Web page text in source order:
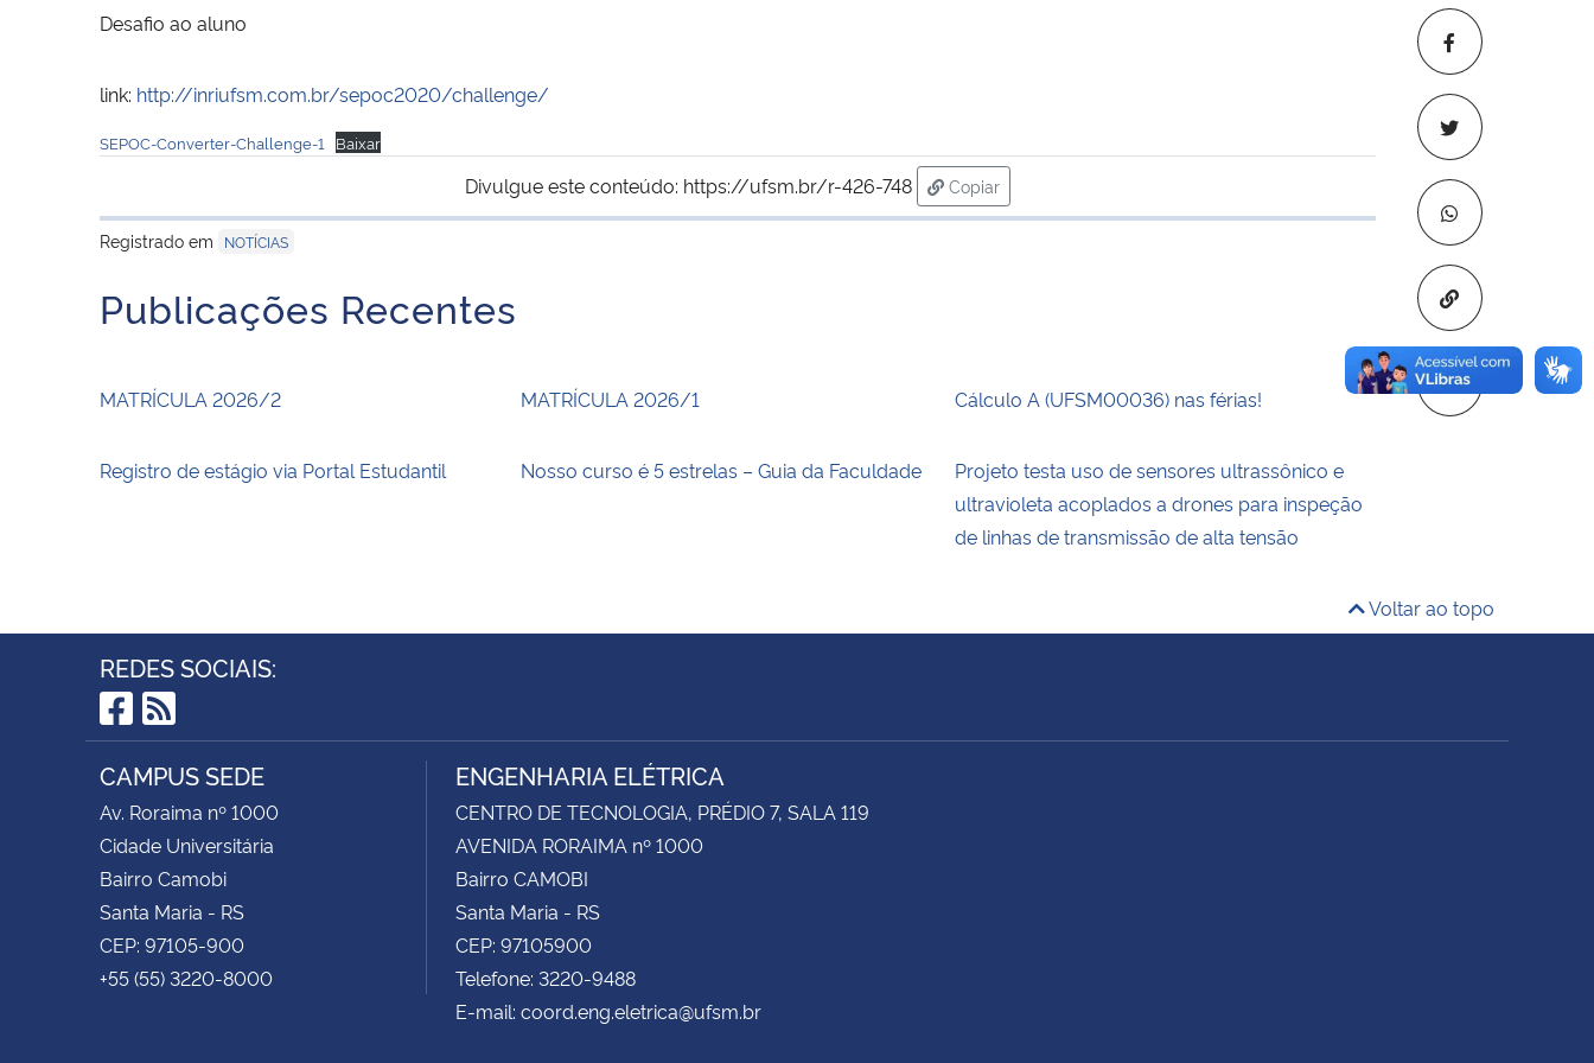
Copiar para
Desafio ao aluno
link: http://inriufsm.com.br/sepoc2020/challenge/
SEPOC-Converter-Challenge-1 Baixar
Divulgue este conteúdo: https://ufsm.br/r-426-748
Copiar
para área de transferência
Registrado em
NOTÍCIAS
Publicações Recentes
MATRÍCULA 2026/2 MATRÍCULA 2026/1 Cálculo A (UFSM00036) nas férias!
Registro de estágio via Portal Estudantil Nosso curso é 5 estrelas – Guia da Faculdade
Projeto testa uso de sensores ultrassônico e
ultravioleta acoplados a drones para inspeção
de linhas de transmissão de alta tensão
Voltar ao topo
REDES SOCIAIS:
Facebook
RSS
CAMPUS SEDE
Av. Roraima nº 1000
Cidade Universitária
Bairro Camobi
Santa Maria - RS
CEP: 97105-900
+55 (55) 3220-8000
ENGENHARIA ELÉTRICA
CENTRO DE TECNOLOGIA, PRÉDIO 7, SALA 119
AVENIDA RORAIMA nº 1000
Bairro CAMOBI
Santa Maria - RS
CEP: 97105900
Telefone: 3220-9488
E-mail: coord.eng.eletrica@ufsm.br